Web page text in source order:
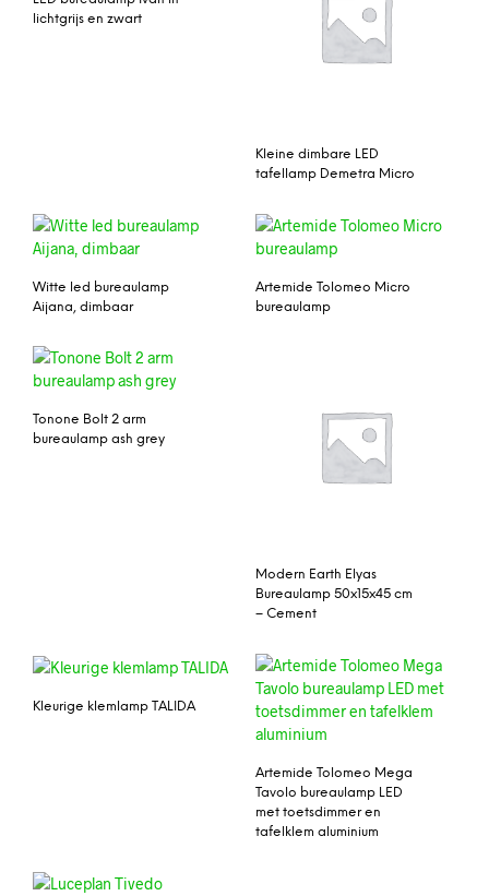
lichtgrijs en zwart
Kleine dimbare LED
tafellamp Demetra Micro
Witte led bureaulamp
Aijana, dimbaar
Artemide Tolomeo Micro
bureaulamp
Tonone Bolt 2 arm
bureaulamp ash grey
Modern Earth Elyas
Bureaulamp 50x15x45 cm
– Cement
Kleurige klemlamp TALIDA
Artemide Tolomeo Mega
Tavolo bureaulamp LED
met toetsdimmer en
tafelklem aluminium